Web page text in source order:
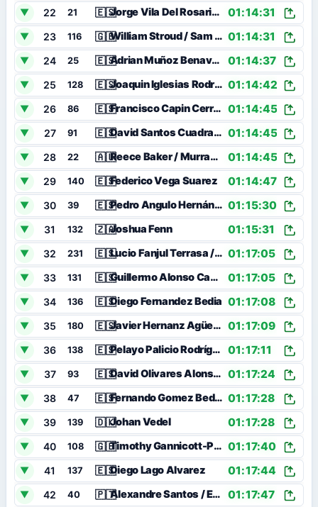
▼ 22 21 🇪🇸 Jorge Vila Del Rosario / Victor Javier Rodriguez Rodriguez 01:14:31
▼ 23 116 🇬🇧 William Stroud / Sam Cribbett 01:14:31
▼ 24 25 🇪🇸 Adrian Muñoz Benavente / Pablo Valdés Fernández 01:14:37
▼ 25 128 🇪🇸 Joaquin Iglesias Rodriguez 01:14:42
▼ 26 86 🇪🇸 Francisco Capin Cerra / Asley Rodriguez Naredo 01:14:45
▼ 27 91 🇪🇸 David Santos Cuadrado / Sergio Duque Sanz 01:14:45
▼ 28 22 🇦🇺 Reece Baker / Murray Stewart 01:14:45
▼ 29 140 🇪🇸Federico Vega Suarez 01:14:47
▼ 30 39 🇪🇸 Pedro Angulo Hernández / Alejandro Del Val Sánchez 01:15:30
▼ 31 132 🇿🇦Joshua Fenn 01:15:31
▼ 32 231 🇪🇸 Lucio Fanjul Terrasa / Pelayo Alvarez Fernandez 01:17:05
▼ 33 131 🇪🇸 Guillermo Alonso Canteli 01:17:05
▼ 34 136 🇪🇸Diego Fernandez Bedia 01:17:08
▼ 35 180 🇪🇸 Javier Hernanz Agüeria 01:17:09
▼ 36 138 🇪🇸 Pelayo Palicio Rodríguez 01:17:11
▼ 37 93 🇪🇸 David Olivares Alonso / Miguel Fernandez Suarez 01:17:24
▼ 38 47 🇪🇸 Fernando Gomez Bedia / Julio Alonso Ramos 01:17:28
▼ 39 139 🇩🇰Johan Vedel 01:17:28
▼ 40 108 🇬🇧 Timothy Gannicott-Porter / Joseph Petersen 01:17:40
▼ 41 137 🇪🇸Diego Lago Alvarez 01:17:44
▼ 42 40 🇵🇹 Alexandre Santos / Eduardo Braga 01:17:47